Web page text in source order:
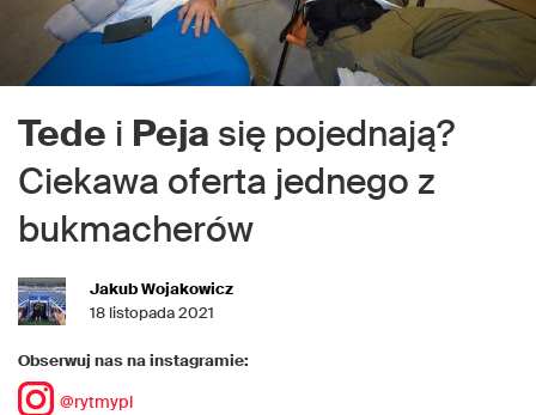
Tede i Peja się pojednają?
Ciekawa oferta jednego z
bukmacherów
Jakub Wojakowicz
18 listopada 2021
Obserwuj nas na instagramie:
@rytmypl